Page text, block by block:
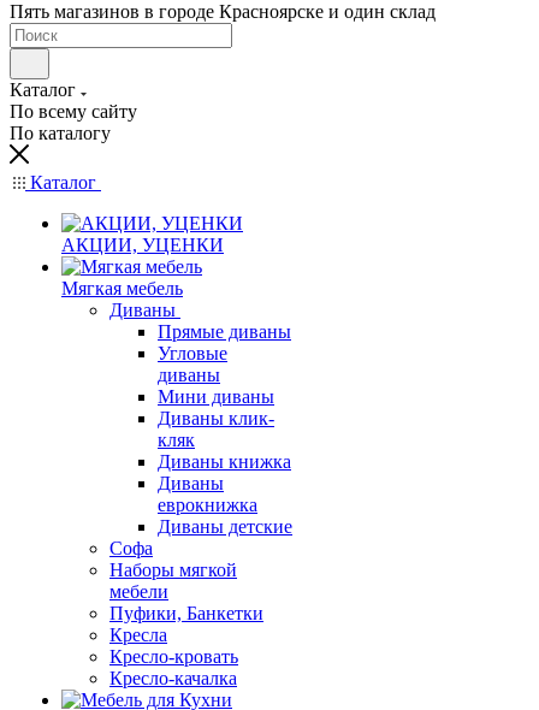
Пять магазинов в городе Красноярске и один склад
Каталог
По всему сайту
По каталогу
Каталог
АКЦИИ, УЦЕНКИ
Мягкая мебель
Диваны
Прямые диваны
Угловые
диваны
Мини диваны
Диваны клик-
кляк
Диваны книжка
Диваны
еврокнижка
Диваны детские
Софа
Наборы мягкой
мебели
Пуфики, Банкетки
Кресла
Кресло-кровать
Кресло-качалка